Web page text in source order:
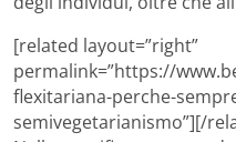
[related layout=”right”
permalink=”https://
flexitariana-perche-
semivegetarianismo”][/